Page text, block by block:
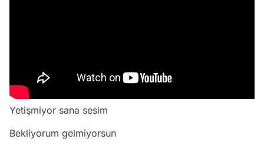
Yetişmiyor sana sesim
Bekliyorum gelmiyorsun